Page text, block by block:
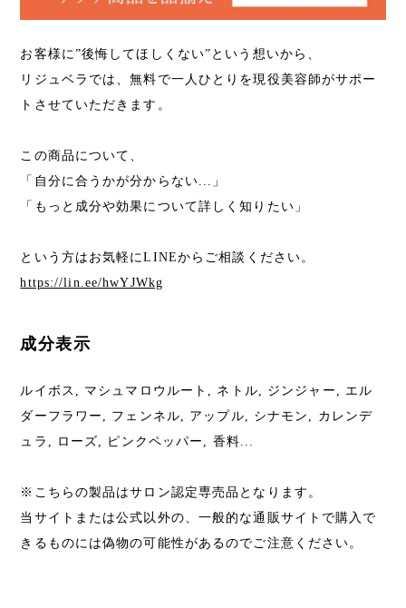
お客様に”後悔してほしくない”という想いから、
リジュベラでは、無料で一人ひとりを現役美容師がサポー
トさせていただきます。
この商品について、
「自分に合うかが分からない...」
「もっと成分や効果について詳しく知りたい」
という方はお気軽にLINEからご相談ください。
https://lin.ee/hwYJWkg
成分表示
ルイボス, マシュマロウルート, ネトル, ジンジャー, エル
ダーフラワー, フェンネル, アップル, シナモン, カレンデ
ュラ, ローズ, ピンクペッパー, 香料...
※こちらの製品はサロン認定専売品となります。
当サイトまたは公式以外の、一般的な通販サイトで購入で
きるものには偽物の可能性があるのでご注意ください。